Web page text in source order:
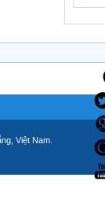
Việt Nam.